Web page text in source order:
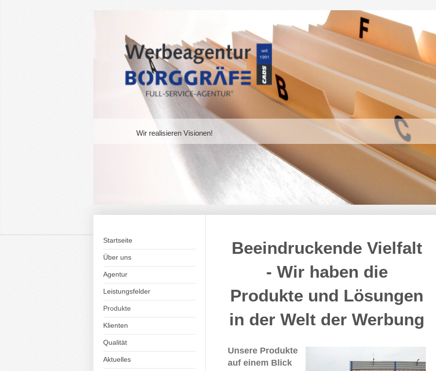
Wir realisieren Visionen!
Startseite
Über uns
Agentur
Leistungsfelder
Produkte
Klienten
Qualität
Aktuelles
Beeindruckende Vielfalt
- Wir haben die
Produkte und Lösungen
in der Welt der Werbung
Unsere Produkte
auf einem Blick